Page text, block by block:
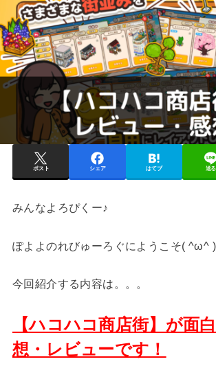
ポスト シェア はてブ 送る
みんなよろぴくー♪
ぽよよのれびゅーろぐにようこそ( ^ω^ )
今回紹介する内容は。。。
【ハコハコ商店街】が面
想・レビューです！